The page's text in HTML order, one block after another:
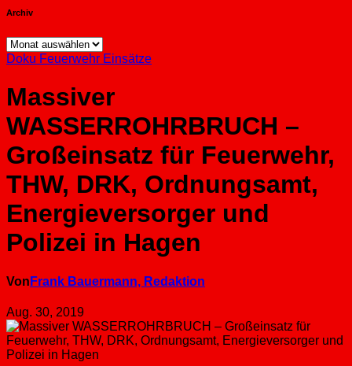
Archiv
Archiv
Doku Feuerwehr Einsätze
Massiver
WASSERROHRBRUCH –
Großeinsatz für Feuerwehr,
THW, DRK, Ordnungsamt,
Energieversorger und
Polizei in Hagen
Von Frank Bauermann, Redaktion
Aug. 30, 2019